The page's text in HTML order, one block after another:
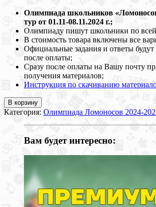
Олимпиада школьников
тур от 01.11-08.11.2024 г.;
Олимпиаду пишут школьники по
В стоимость товара включены все
Официальные задания и ответы будут
после оплаты;
Сразу после оплаты на Вашу почту
получения материалов;
Инструкция по скачиванию
В корзину
Категория: Олимпиада Ломоносов 2024-
Вам будет интересно: